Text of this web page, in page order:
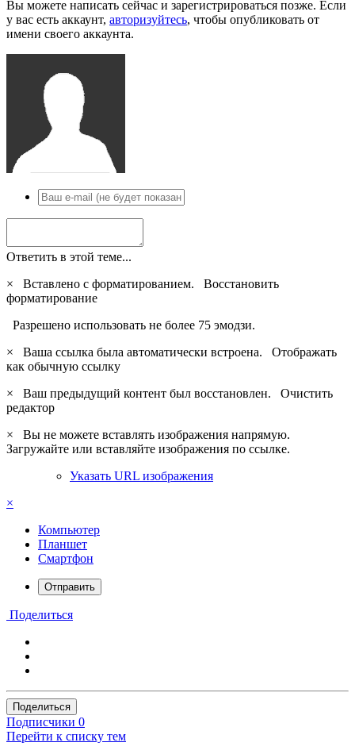
Вы можете написать сейчас и зарегистрироваться позже. Если
у вас есть аккаунт, авторизуйтесь, чтобы опубликовать от
имени своего аккаунта.
Ответить в этой теме...
×
Вставлено с форматированием. Восстановить
форматирование
Разрешено использовать не более 75 эмодзи.
×
Ваша ссылка была автоматически встроена. Отображать
как обычную ссылку
×
Ваш предыдущий контент был восстановлен. Очистить
редактор
×
Вы не можете вставлять изображения напрямую.
Загружайте или вставляйте изображения по ссылке.
Указать URL изображения
×
Компьютер
Планшет
Смартфон
Отправить
Поделиться
Поделиться
Подписчики 0
Перейти к списку тем